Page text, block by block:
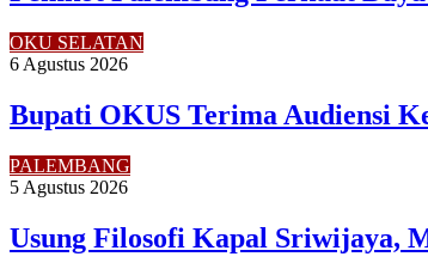
OKU SELATAN
6 Agustus 2026
Bupati OKUS Terima Audiensi
PALEMBANG
5 Agustus 2026
Usung Filosofi Kapal Sriwijaya,